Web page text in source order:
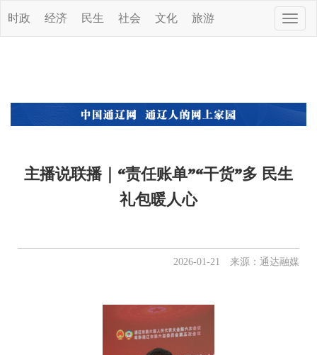
Toggle
时政 经济 民生 社会 文化 旅游
主播说联播｜“责任账单”“干货”多 民生
礼包暖人心
2026-01-21 来源：通达融媒